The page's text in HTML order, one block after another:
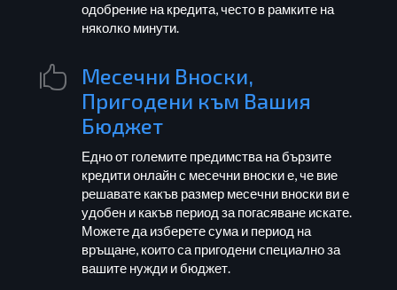
одобрение на кредита, често в рамките на
няколко минути.

Месечни Вноски,
Пригодени към Вашия
Бюджет
Едно от големите предимства на бързите
кредити онлайн с месечни вноски е, че вие
решавате какъв размер месечни вноски ви е
удобен и какъв период за погасяване искате.
Можете да изберете сума и период на
връщане, които са пригодени специално за
вашите нужди и бюджет.